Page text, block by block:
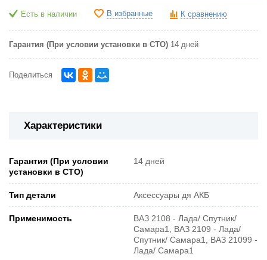
Есть в наличии В избранные К сравнению
Гарантия (При условии установки в СТО) 14 дней
Поделиться
Характеристики
Гарантия (При условии
установки в СТО)
14 дней
Тип детали Аксессуары дя АКБ
Применимость
ВАЗ 2108 - Лада/ Спутник/
Самара1, ВАЗ 2109 - Лада/
Спутник/ Самара1, ВАЗ 21099 -
Лада/ Самара1